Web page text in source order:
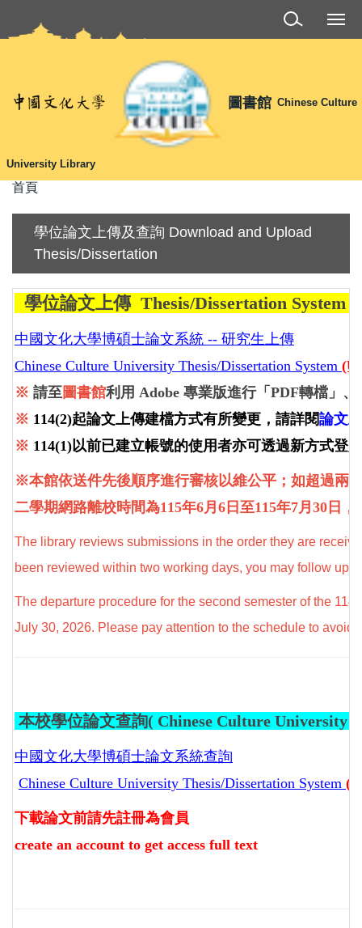
到
內
容
圖書館 Chinese Culture
University Library
首頁
學位論文上傳及查詢 Download and Upload
Thesis/Dissertation
學位論文上傳 Thesis/Dissertation System
中國文化大學博碩士論文系統 -- 研究生上傳
Chinese Culture University Thesis/Dissertation System
※ 請至圖書館利用 Adobe 專業版進行「PDF轉檔」
※ 114(2)起論文上傳建檔方式有所變更，請詳閱論文
※ 114(1)以前已建立帳號的使用者亦可透過新方式登
※本館依送件先後順序進行審核以維公平；如超過兩
二學期網路離校時間為115年6月6日至115年7月30日
The library reviews submissions in the order they are
been reviewed within two working days, you may follow up
The departure procedure for the second semester of the
July 30, 2026. Please pay attention to the schedule to avoid
本校學位論文查詢( Chinese Culture University )
中國文化大學博碩士論文系統查詢
Chinese Culture University Thesis/Dissertation System
下載論文前請先註冊為會員
create an account to get access full text